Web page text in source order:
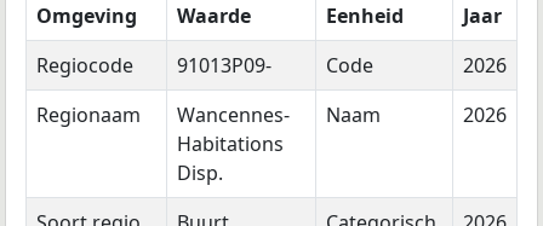
Omgeving
Waarde Eenheid
Jaar
Regiocode
91013P09- Code
2026
Regionaam
Wancennes-
Habitations
Disp.
Naam 2026